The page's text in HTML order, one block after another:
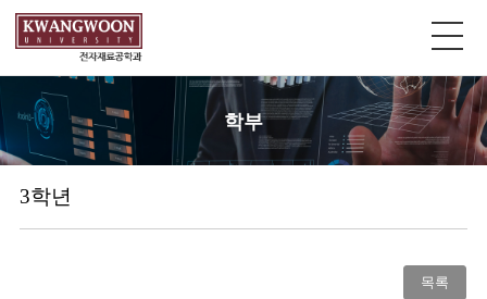
학부
3학년
목록